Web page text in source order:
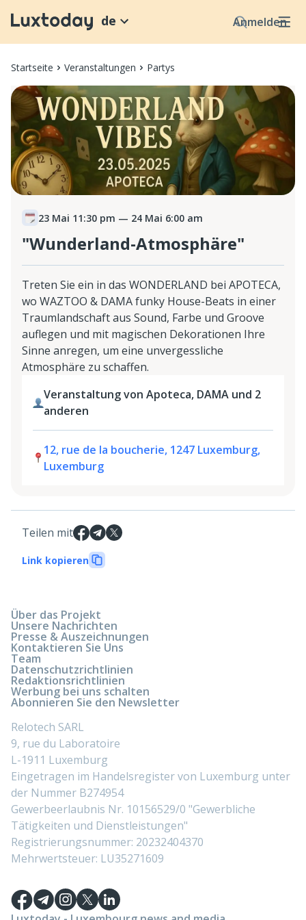
Anmelden
de
Startseite Veranstaltungen Partys
23 Mai 11:30 pm — 24 Mai 6:00 am
"Wunderland-Atmosphäre"
Treten Sie ein in das WONDERLAND bei APOTECA,
wo WAZTOO & DAMA funky House-Beats in einer
Traumlandschaft aus Sound, Farbe und Groove
auflegen und mit magischen Dekorationen Ihre
Sinne anregen, um eine unvergessliche
Atmosphäre zu schaffen.
Veranstaltung von Apoteca, DAMA und 2
anderen
12, rue de la boucherie, 1247 Luxemburg,
Luxemburg
Teilen mit
Link kopieren
Über das Projekt
Unsere Nachrichten
Presse & Auszeichnungen
Kontaktieren Sie Uns
Team
Datenschutzrichtlinien
Redaktionsrichtlinien
Werbung bei uns schalten
Abonnieren Sie den Newsletter
Relotech SARL
9, rue du Laboratoire
L-1911 Luxemburg
Eingetragen im Handelsregister von Luxemburg unter
der Nummer B274954
Gewerbeerlaubnis Nr. 10156529/0 "Gewerbliche
Tätigkeiten und Dienstleistungen"
Registrierungsnummer: 20232404370
Mehrwertsteuer: LU35271609